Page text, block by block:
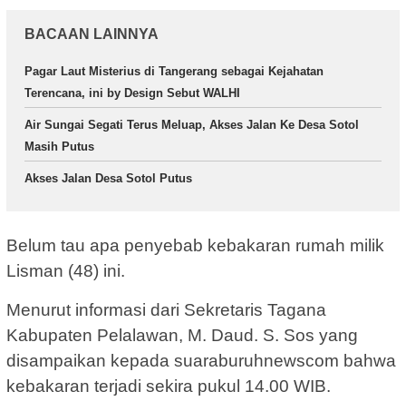
BACAAN LAINNYA
Pagar Laut Misterius di Tangerang sebagai Kejahatan
Terencana, ini by Design Sebut WALHI
Air Sungai Segati Terus Meluap, Akses Jalan Ke Desa Sotol
Masih Putus
Akses Jalan Desa Sotol Putus
Belum tau apa penyebab kebakaran rumah milik
Lisman (48) ini.
Menurut informasi dari Sekretaris Tagana
Kabupaten Pelalawan, M. Daud. S. Sos yang
disampaikan kepada suaraburuhnewscom bahwa
kebakaran terjadi sekira pukul 14.00 WIB.